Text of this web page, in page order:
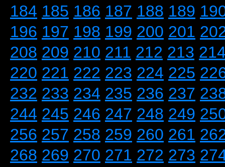
184 185 186 187 188 189
196 197 198 199 200 201
208 209 210 211 212 213
220 221 222 223 224 225
232 233 234 235 236 237
244 245 246 247 248 249
256 257 258 259 260 261
268 269 270 271 272 273